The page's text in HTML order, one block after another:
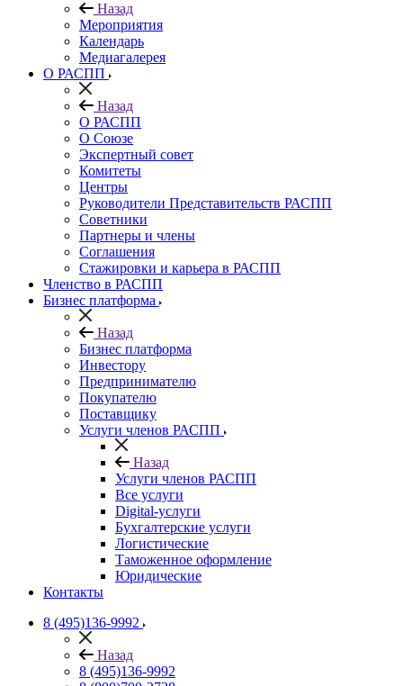
Назад
Мероприятия
Календарь
Медиагалерея
О РАСПП
Назад
О РАСПП
О Союзе
Экспертный совет
Комитеты
Центры
Руководители Представительств РАСПП
Советники
Партнеры и члены
Соглашения
Стажировки и карьера в РАСПП
Членство в РАСПП
Бизнес платформа
Назад
Бизнес платформа
Инвестору
Предпринимателю
Покупателю
Поставщику
Услуги членов РАСПП
Назад
Услуги членов РАСПП
Все услуги
Digital-услуги
Бухгалтерские услуги
Логистические
Таможенное оформление
Юридические
Контакты
8 (495)136-9992
Назад
8 (495)136-9992